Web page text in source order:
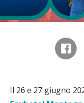
Il 26 e 27 giugno